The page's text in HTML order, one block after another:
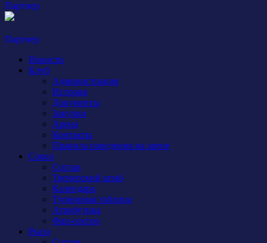
Партнер
Партнер
Новости
Клуб
Администрация
История
Документы
Закупки
Арена
Контакты
Правила поведения на арене
Сокол
Состав
Тренерский штаб
Календарь
Турнирная таблица
Атрибутика
Фан-сектор
Рыси